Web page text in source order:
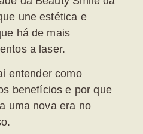
une estética e
há de mais
a laser.
entender como
benefícios e por que
uma nova era no